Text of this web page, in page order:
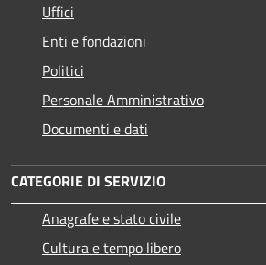
Uffici
Enti e fondazioni
Politici
Personale Amministrativo
Documenti e dati
CATEGORIE DI SERVIZIO
Anagrafe e stato civile
Cultura e tempo libero